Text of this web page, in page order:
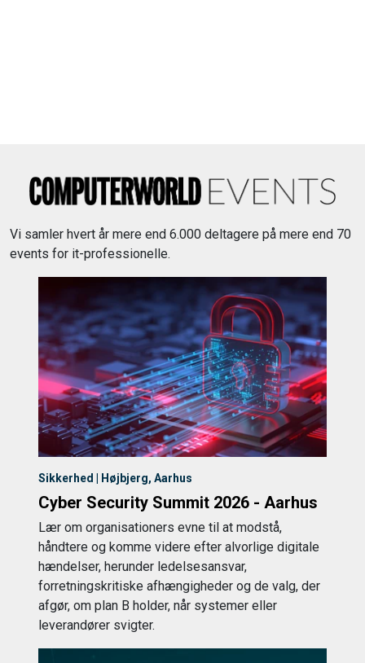
Vi samler hvert år mere end 6.000 deltagere på mere end 70
events for it-professionelle.
Sikkerhed | Højbjerg, Aarhus
Cyber Security Summit 2026 - Aarhus
Lær om organisationers evne til at modstå,
håndtere og komme videre efter alvorlige digitale
hændelser, herunder ledelsesansvar,
forretningskritiske afhængigheder og de valg, der
afgør, om plan B holder, når systemer eller
leverandører svigter.